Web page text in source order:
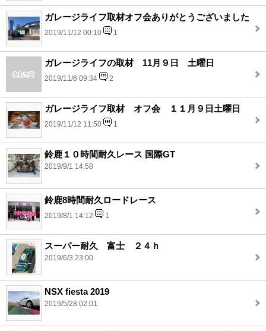
ガレージライフ取材オフ会ありがとうございました
2019/11/12 00:10 1
ガレージライフの取材 11月９日 土曜日
2019/11/6 09:34 2
ガレージライフ取材 オフ会 １１月９日土曜日
2019/11/12 11:50 1
鈴鹿１０時間耐久レース 国際GT
2019/9/1 14:58
鈴鹿8時間耐久ロードレース
2019/8/1 14:12 1
スーパー耐久 富士 ２４ｈ
2019/6/3 23:00
NSX fiesta 2019
2019/5/28 02:01